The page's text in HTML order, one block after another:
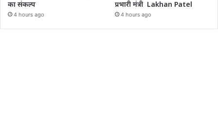
का संकल्प
4 hours ago
प्रभारी मंत्री Lakhan Patel
4 hours ago